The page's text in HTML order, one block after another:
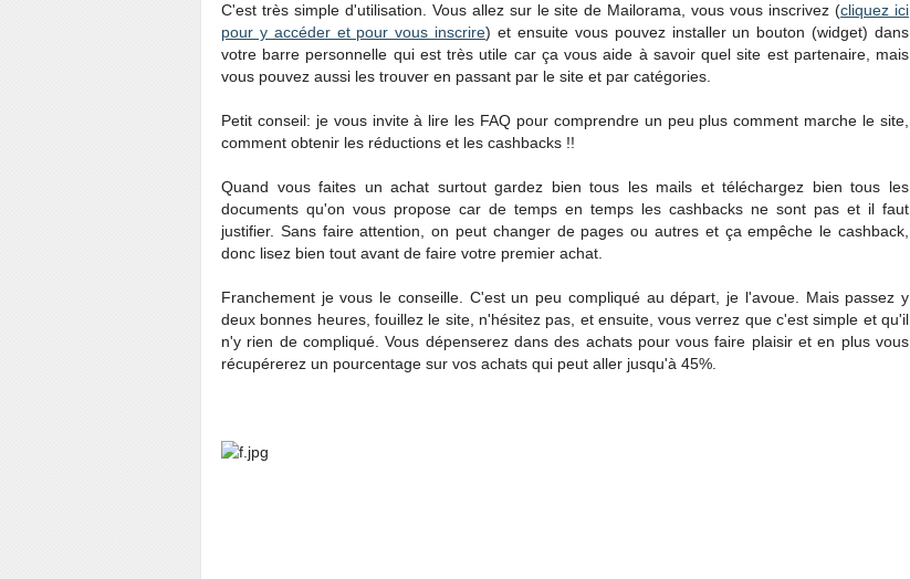
C'est très simple d'utilisation. Vous allez sur le site de Mailorama, vous vous inscrivez (cliquez ici
pour y accéder et pour vous inscrire) et ensuite vous pouvez installer un bouton (widget) dans
votre barre personnelle qui est très utile car ça vous aide à savoir quel site est partenaire, mais
vous pouvez aussi les trouver en passant par le site et par catégories.
Petit conseil: je vous invite à lire les FAQ pour comprendre un peu plus comment marche le site,
comment obtenir les réductions et les cashbacks !!
Quand vous faites un achat surtout gardez bien tous les mails et téléchargez bien tous les
documents qu'on vous propose car de temps en temps les cashbacks ne sont pas et il faut
justifier. Sans faire attention, on peut changer de pages ou autres et ça empêche le cashback,
donc lisez bien tout avant de faire votre premier achat.
Franchement je vous le conseille. C'est un peu compliqué au départ, je l'avoue. Mais passez y
deux bonnes heures, fouillez le site, n'hésitez pas, et ensuite, vous verrez que c'est simple et qu'il
n'y rien de compliqué. Vous dépenserez dans des achats pour vous faire plaisir et en plus vous
récupérerez un pourcentage sur vos achats qui peut aller jusqu'à 45%.